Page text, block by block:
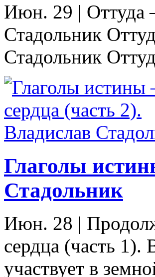
Июн. 29 | Оттуда
Стадольник
Стадольник
Глаголы
Стадольник
Июн. 28 |
сердца (часть
участвует в